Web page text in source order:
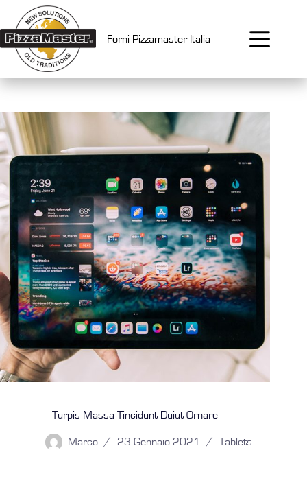
contenuto
Forni Pizzamaster Italia
Turpis Massa Tincidunt Duiut Ornare
Marco 23 Gennaio 2021 Tablets